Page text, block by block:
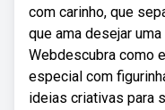
com carinho, que
que ama desejar
Webdescubra como
especial com
ideias criativas para